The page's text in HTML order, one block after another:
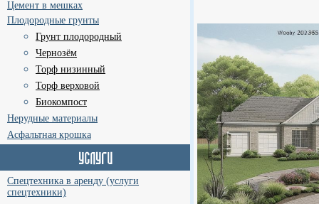
Цемент в мешках
Плодородные грунты
Грунт плодородный
Чернозём
Торф низинный
Торф верховой
Биокомпост
Нерудные материалы
Асфальтная крошка
Спецтехника в аренду (услуги
спецтехники)